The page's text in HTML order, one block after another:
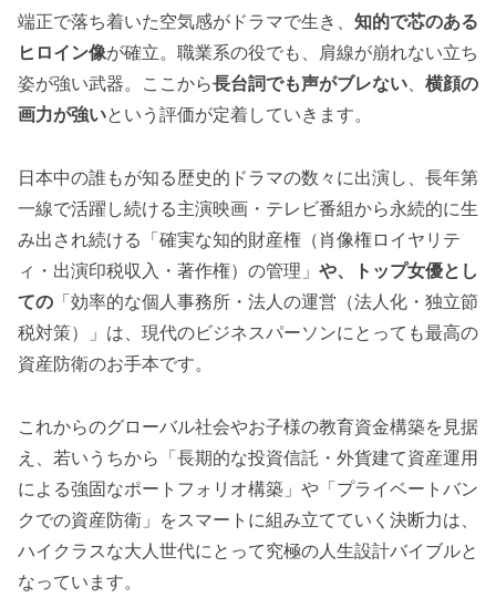
端正で落ち着いた空気感がドラマで生き、 知的で芯のある
ヒロイン像が確立。職業系の役でも、肩線が崩れない立ち
姿が強い武器。ここから長台詞でも声がブレない、 横顔の
画力が強いという評価が定着していきます。
日本中の誰もが知る歴史的ドラマの数々に出演し、長年第
一線で活躍し続ける主演映画・テレビ番組から永続的に生
み出され続ける「確実な知的財産権（肖像権ロイヤリテ
ィ・出演印税収入・著作権）の管理」 や、トップ女優とし
ての 「効率的な個人事務所・法人の運営（法人化・独立節
税対策）」は、現代のビジネスパーソンにとっても最高の
資産防衛のお手本です。
これからのグローバル社会やお子様の教育資金構築を見据
え、若いうちから「長期的な投資信託・外貨建て資産運用
による強固なポートフォリオ構築」や「プライベートバン
クでの資産防衛」をスマートに組み立てていく決断力は、
ハイクラスな大人世代にとって究極の人生設計バイブルと
なっています。